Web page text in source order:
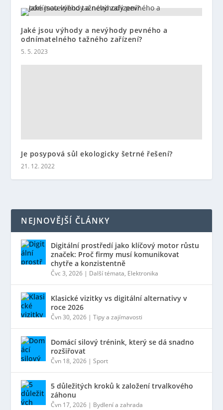
Jaké jsou výhody a nevýhody pevného a
odnímatelného tažného zařízení?
5. 5. 2023
Je posypová sůl ekologicky šetrné řešení?
21. 12. 2022
NEJNOVĚJŠÍ ČLÁNKY
Digitální prostředí jako klíčový motor růstu
značek: Proč firmy musí komunikovat
chytře a konzistentně
Čvc 3, 2026 | Další témata, Elektronika
Klasické vizitky vs digitální alternativy v
roce 2026
Čvn 30, 2026 |Tipy a zajímavosti
Domácí silový trénink, který se dá snadno
rozšiřovat
Čvn 18, 2026 |Sport
5 důležitých kroků k založení trvalkového
záhonu
Čvn 17, 2026 | Bydlení a zahrada